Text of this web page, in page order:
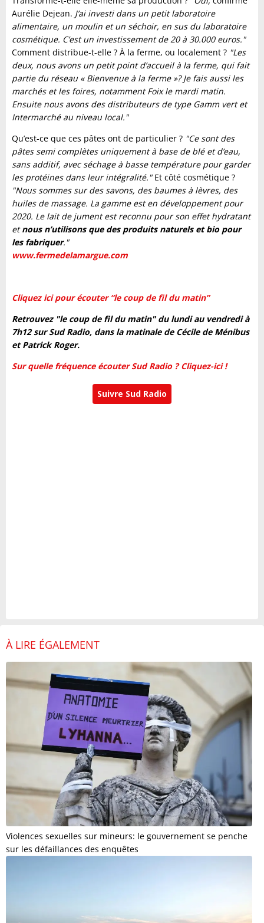
Aurélie Dejean. J’ai investi dans un petit laboratoire
alimentaire, un moulin et un séchoir, en sus du laboratoire
cosmétique. C’est un investissement de 20 à 30.000 euros."
Comment distribue-t-elle ? À la ferme, ou localement ? "Les
deux, nous avons un petit point d’accueil à la ferme, qui fait
partie du réseau « Bienvenue à la ferme »? Je fais aussi les
marchés et les foires, notamment Foix le mardi matin.
Ensuite nous avons des distributeurs de type Gamm vert et
Intermarché au niveau local."
Qu’est-ce que ces pâtes ont de particulier ? "Ce sont des
pâtes semi complètes uniquement à base de blé et d’eau,
sans additif, avec séchage à basse température pour garder
les protéines dans leur intégralité."Et côté cosmétique ?
"Nous sommes sur des savons, des baumes à lèvres, des
huiles de massage. La gamme est en développement pour
2020. Le lait de jument est reconnu pour son effet hydratant
etnous n’utilisons que des produits naturels et bio pour
les fabriquer."
www.fermedelamargue.com
Cliquez ici pour écouter “le coup de fil du matin”
Retrouvez "le coup de fil du matin" du lundi au vendredi à
7h12 sur Sud Radio, dans la matinale de Cécile de Ménibus
et Patrick Roger.
Sur quelle fréquence écouter Sud Radio ? Cliquez-ici !
Suivre Sud Radio
À LIRE ÉGALEMENT
Violences sexuelles sur mineurs: le gouvernement se penche
sur les défaillances des enquêtes